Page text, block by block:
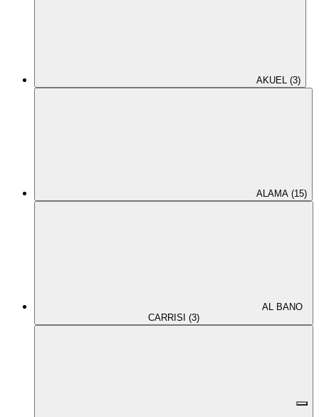
AKUEL (3)
ALAMA (15)
AL BANO
CARRISI (3)